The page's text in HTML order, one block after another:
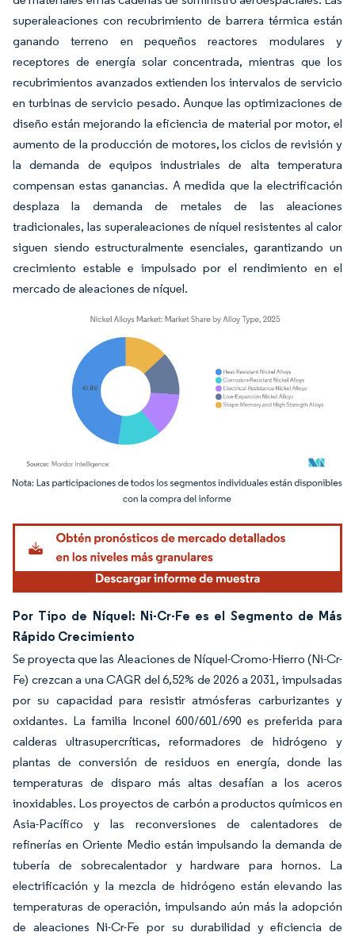
superaleaciones con recubrimiento de barrera térmica están
ganando terreno en pequeños reactores modulares y
receptores de energía solar concentrada, mientras que los
recubrimientos avanzados extienden los intervalos de servicio
en turbinas de servicio pesado. Aunque las optimizaciones de
diseño están mejorando la eficiencia de material por motor, el
aumento de la producción de motores, los ciclos de revisión y
la demanda de equipos industriales de alta temperatura
compensan estas ganancias. A medida que la electrificación
desplaza la demanda de metales de las aleaciones
tradicionales, las superaleaciones de níquel resistentes al calor
siguen siendo estructuralmente esenciales, garantizando un
crecimiento estable e impulsado por el rendimiento en el
mercado de aleaciones de níquel.
Imagen © Mordor Intelligence. El uso requiere atribución según CC BY 4.0.
Por Tipo de Níquel: Ni-Cr-Fe es el Segmento de Más
Rápido Crecimiento
Se proyecta que las Aleaciones de Níquel-Cromo-Hierro (Ni-Cr-
Fe) crezcan a una CAGR del 6,52% de 2026 a 2031, impulsadas
por su capacidad para resistir atmósferas carburizantes y
oxidantes. La familia Inconel 600/601/690 es preferida para
calderas ultrasupercríticas, reformadores de hidrógeno y
plantas de conversión de residuos en energía, donde las
temperaturas de disparo más altas desafían a los aceros
inoxidables. Los proyectos de carbón a productos químicos en
Asia-Pacífico y las reconversiones de calentadores de
refinerías en Oriente Medio están impulsando la demanda de
tubería de sobrecalentador y hardware para hornos. La
electrificación y la mezcla de hidrógeno están elevando las
temperaturas de operación, impulsando aún más la adopción
de aleaciones Ni-Cr-Fe por su durabilidad y eficiencia de